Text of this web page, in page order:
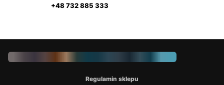
+48 732 885 333
Regulamin sklepu